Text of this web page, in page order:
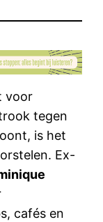
voor
tegen
is het
Ex-
cafés en